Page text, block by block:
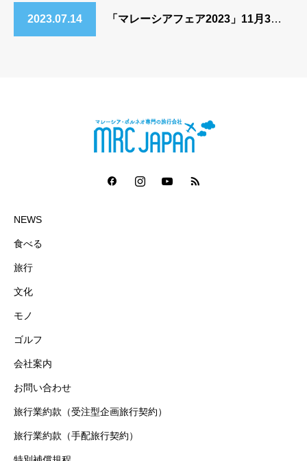
2023.07.14 「マレーシアフェア2023」11月3日～5日 開催決定！テーマは ALL ABOUT MALAYSIA
NEWS
食べる
旅行
文化
モノ
ゴルフ
会社案内
お問い合わせ
旅行業約款（受注型企画旅行契約）
旅行業約款（手配旅行契約）